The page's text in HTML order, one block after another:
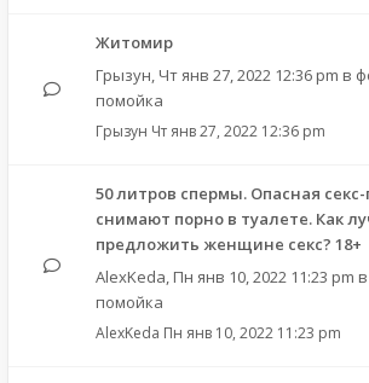
Житомир
Грызун, Чт янв 27, 2022 12:36 pm в
помойка
Грызун Чт янв 27, 2022 12:36 pm
50 литров спермы. Опасная
снимают порно в туалете. Как
предложить женщине секс? 18+
AlexKeda, Пн янв 10, 2022 11:23 pm
помойка
AlexKeda Пн янв 10, 2022 11:23 pm